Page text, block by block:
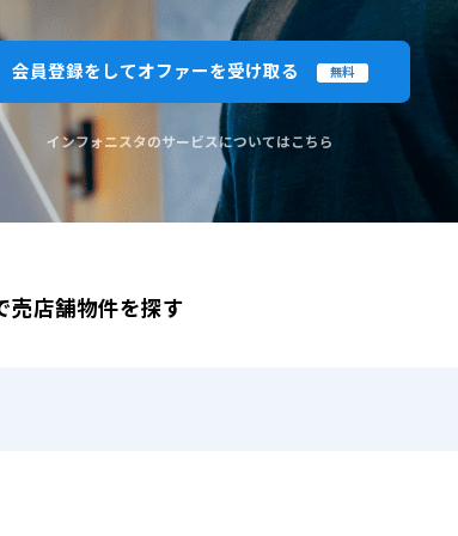
会員登録をしてオファーを受け取る 無料
インフォニスタのサービスについてはこちら
この条
てください。（例：「JR山手線 新宿駅」と「小田急線 新宿駅」では検索結果が異なる場合
売店舗物件を探す